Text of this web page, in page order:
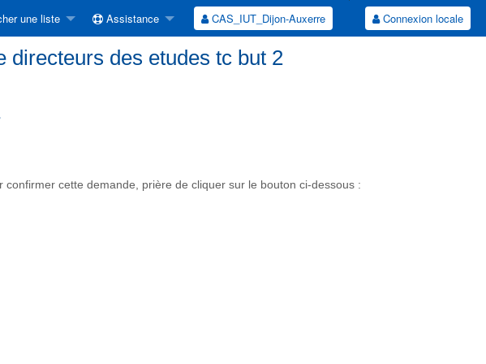
une liste Assistance CAS_IUT_Dijon-Auxerre Connexion locale
directeurs des etudes tc but 2
cette demande, prière de cliquer sur le bouton ci-dessous :